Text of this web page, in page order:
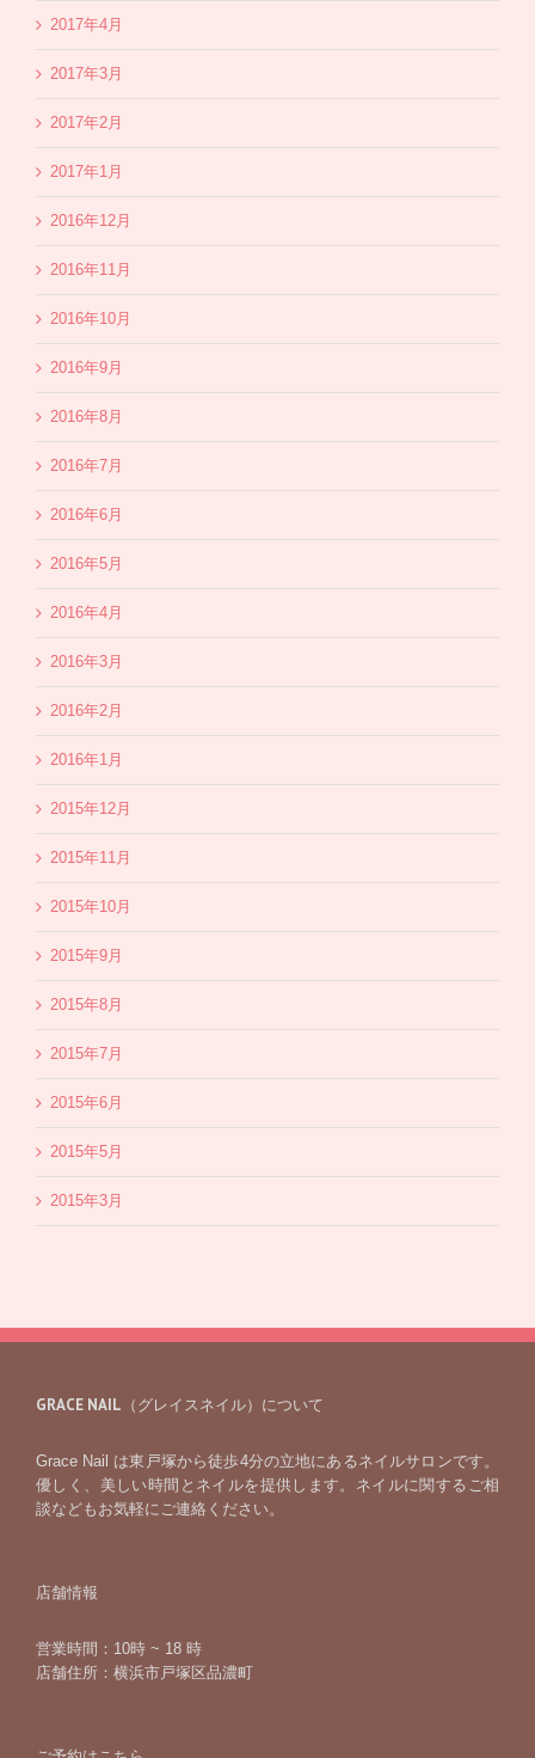
2017年4月
2017年3月
2017年2月
2017年1月
2016年12月
2016年11月
2016年10月
2016年9月
2016年8月
2016年7月
2016年6月
2016年5月
2016年4月
2016年3月
2016年2月
2016年1月
2015年12月
2015年11月
2015年10月
2015年9月
2015年8月
2015年7月
2015年6月
2015年5月
2015年3月
GRACE NAIL（グレイスネイル）について
Grace Nail は東戸塚から徒歩4分の立地にあるネイルサロンです。
優しく、美しい時間とネイルを提供します。ネイルに関するご相
談などもお気軽にご連絡ください。
店舗情報
営業時間：10時 ~ 18 時
店舗住所：横浜市戸塚区品濃町